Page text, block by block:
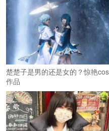
楚楚子是男的还是女的？惊艳cos
作品